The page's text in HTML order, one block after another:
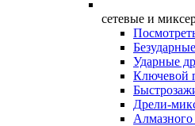
сетевые и
Ударные
Ключевой
Дрели-
Алмазного